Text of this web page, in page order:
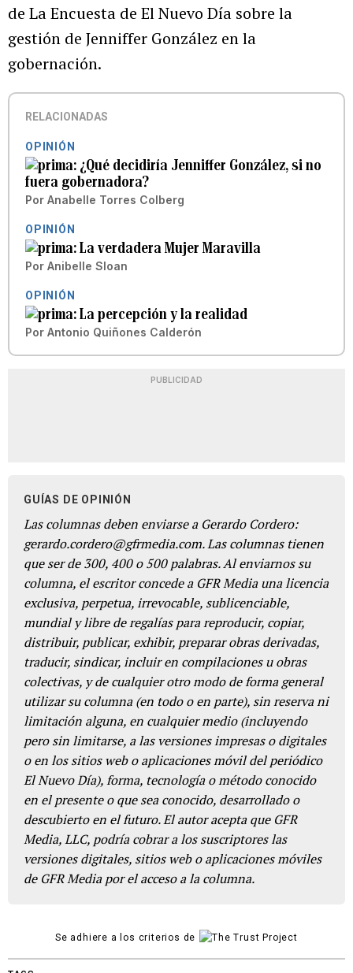
de La Encuesta de El Nuevo Día sobre la
gestión de Jenniffer González en la
gobernación.
RELACIONADAS
OPINIÓN
¿Qué decidiría Jenniffer González, si no
fuera gobernadora?
Por Anabelle Torres Colberg
OPINIÓN
La verdadera Mujer Maravilla
Por Anibelle Sloan
OPINIÓN
La percepción y la realidad
Por Antonio Quiñones Calderón
PUBLICIDAD
GUÍAS DE OPINIÓN
Las columnas deben enviarse a Gerardo Cordero:
gerardo.cordero@gfrmedia.com. Las columnas tienen
que ser de 300, 400 o 500 palabras. Al enviarnos su
columna, el escritor concede a GFR Media una licencia
exclusiva, perpetua, irrevocable, sublicenciable,
mundial y libre de regalías para reproducir, copiar,
distribuir, publicar, exhibir, preparar obras derivadas,
traducir, sindicar, incluir en compilaciones u obras
colectivas, y de cualquier otro modo de forma general
utilizar su columna (en todo o en parte), sin reserva ni
limitación alguna, en cualquier medio (incluyendo
pero sin limitarse, a las versiones impresas o digitales
o en los sitios web o aplicaciones móvil del periódico
El Nuevo Día), forma, tecnología o método conocido
en el presente o que sea conocido, desarrollado o
descubierto en el futuro. El autor acepta que GFR
Media, LLC, podría cobrar a los suscriptores las
versiones digitales, sitios web o aplicaciones móviles
de GFR Media por el acceso a la columna.
Se adhiere a los criterios de